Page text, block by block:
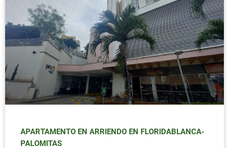
APARTAMENTO EN ARRIENDO EN FLORIDABLANCA-
PALOMITAS